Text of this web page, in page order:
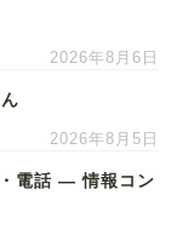
2026年8月6日
2026年8月5日
電話 ― 情報コン